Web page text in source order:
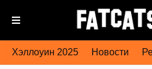
Хэллоуин 2025 Новости